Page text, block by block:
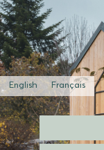
English Français